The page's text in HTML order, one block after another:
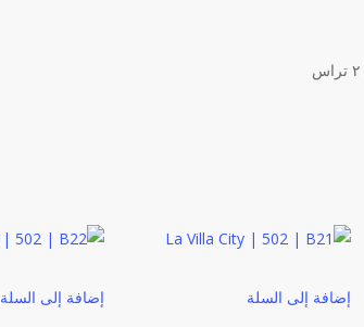
شقة مميزة مطلة علي شارع مقسمة ٣ غرف و٢ حمام مساحة مميزة جدا لها ٢ تراس
إضافة إلى السلة إضافة إلى السلة